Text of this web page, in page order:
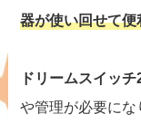
器が使い回せて便
ドリームスイッ
や管理が必要にな